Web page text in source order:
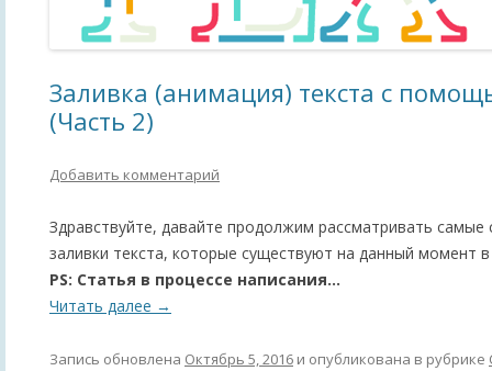
Заливка (анимация) текста с
(Часть 2)
Добавить комментарий
Здравствуйте, давайте продолжим рассматривать
заливки текста, которые существуют на данный момент
PS: Статья в процессе написания…
Читать далее →
Запись обновлена Октябрь 5, 2016 и опубликована в рубрике